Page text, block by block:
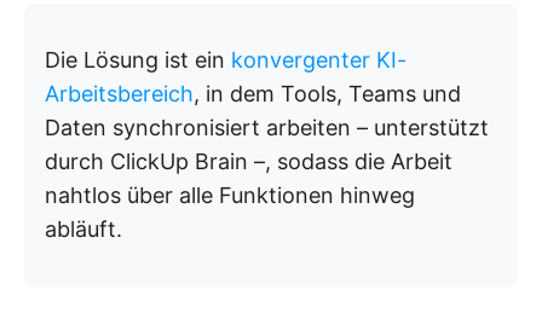
Die Lösung ist ein konvergenter KI-
Arbeitsbereich, in dem Tools, Teams und
Daten synchronisiert arbeiten – unterstützt
durch ClickUp Brain –, sodass die Arbeit
nahtlos über alle Funktionen hinweg
abläuft.